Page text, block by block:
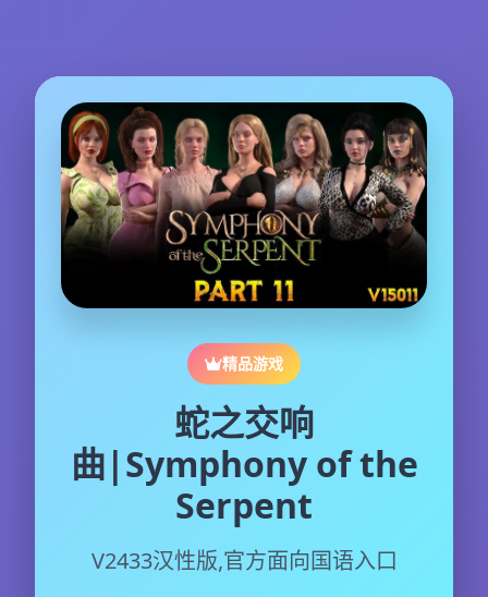
精品游戏
蛇之交响
曲|Symphony of the
Serpent
V2433汉性版,官方面向国语入口